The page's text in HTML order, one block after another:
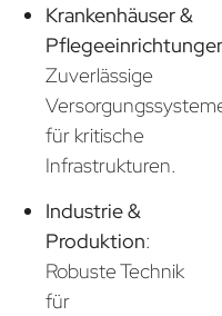
Krankenhäuser &
Zuverlässige
für kritische
Infrastrukturen.
Industrie &
Produktion:
Robuste Technik
für